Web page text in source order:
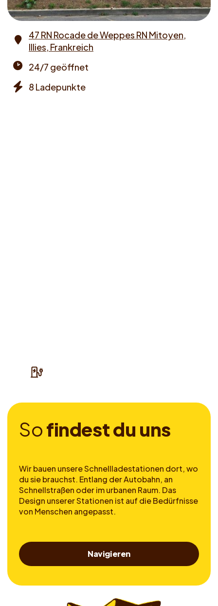
Address
47 RN Rocade de Weppes RN Mitoyen,
Illies, Frankreich
times
24/7 geöffnet
8 Ladepunkte
Sofindestdu uns
Wir bauen unsere Schnellladestationen dort, wo
du sie brauchst. Entlang der Autobahn, an
Schnellstraßen oder im urbanen Raum. Das
Design unserer Stationen ist auf die Bedürfnisse
von Menschen angepasst.
Navigieren